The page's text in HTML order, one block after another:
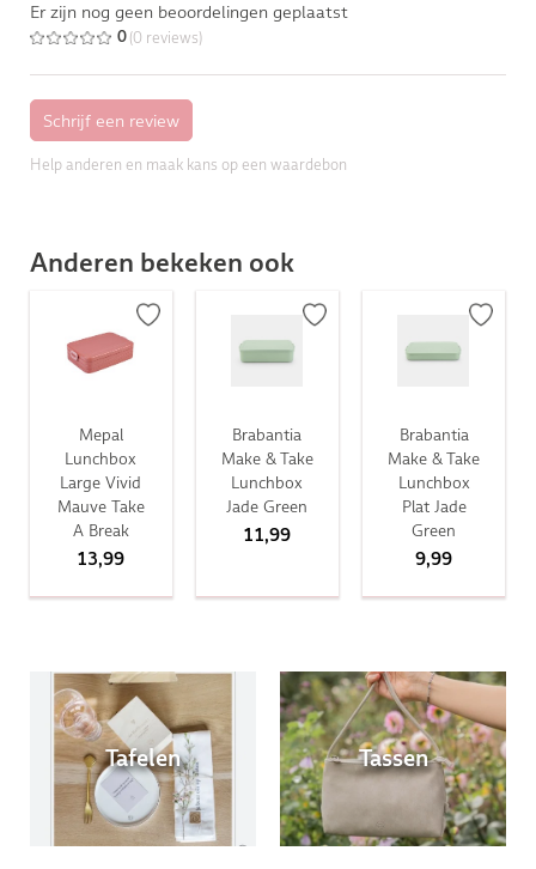
Er zijn nog geen beoordelingen geplaatst
0 (0 reviews)
Help anderen en maak kans op een waardebon
Anderen bekeken ook
Mepal
Lunchbox
Large Vivid
Mauve Take
A Break
13,99
Brabantia
Make & Take
Lunchbox
Jade Green
11,99
Brabantia
Make & Take
Lunchbox
Plat Jade
Green
9,99
Tafelen Tassen